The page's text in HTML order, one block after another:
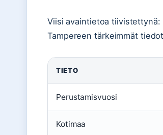
Viisi avaintietoa tiivistettynä:
Tampereen tärkeimmät
TIETO
Perustamisvuosi
Kotimaa